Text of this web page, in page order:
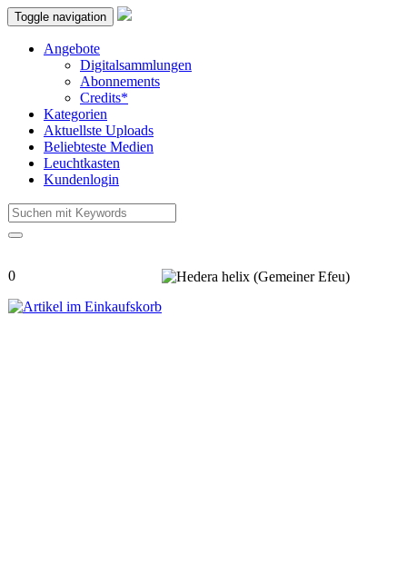
Toggle navigation
Angebote
Digitalsammlungen
Abonnements
Credits*
Kategorien
Aktuellste Uploads
Beliebteste Medien
Leuchtkasten
Kundenlogin
0